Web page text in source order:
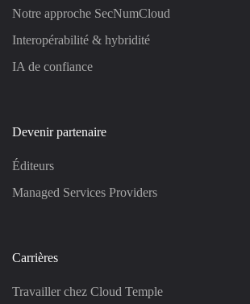
Notre approche SecNumCloud
Interopérabilité & hybridité
IA de confiance
Devenir partenaire
Éditeurs
Managed Services Providers
Carrières
Travailler chez Cloud Temple